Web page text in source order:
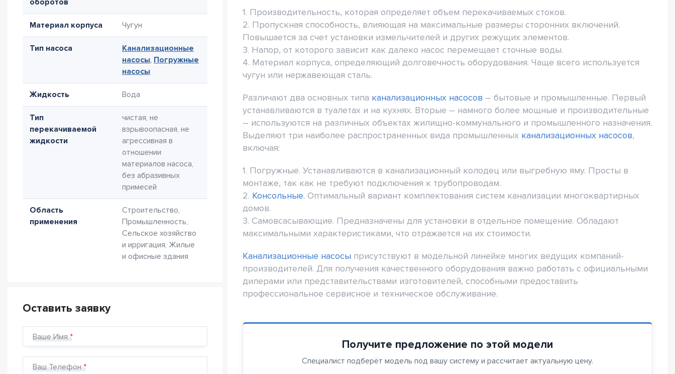
оборотов
Материал корпуса Чугун
Тип насоса
Канализационные
насосы, Погружные
насосы
Жидкость Вода
Тип
перекачиваемой
жидкости
чистая, не
взрывоопасная, не
агрессивная в
отношении
материалов насоса,
без абразивных
примесей
Область
применения
Строительство,
Промышленность,
Сельское хозяйство
и ирригация, Жилые
и офисные здания
Оставить заявку
Ваше Имя
Ваш Телефон
1. Производительность, которая определяет объем перекачиваемых стоков.
2. Пропускная способность, влияющая на максимальные размеры сторонних включений.
Повышается за счет установки измельчителей и других режущих элементов.
3. Напор, от которого зависит как далеко насос перемещает сточные воды.
4. Материал корпуса, определяющий долговечность оборудования. Чаще всего используется
чугун или нержавеющая сталь.
Различают два основных типа канализационных насосов – бытовые и промышленные. Первый
устанавливаются в туалетах и на кухнях. Вторые – намного более мощные и производительные
– используются на различных объектах жилищно-коммунального и промышленного назначения.
Выделяют три наиболее распространенных вида промышленных канализационных насосов,
включая:
1. Погружные. Устанавливаются в канализационный колодец или выгребную яму. Просты в
монтаже, так как не требуют подключения к трубопроводам.
2. Консольные. Оптимальный вариант комплектования систем канализации многоквартирных
домов.
3. Самовсасывающие. Предназначены для установки в отдельное помещение. Обладают
максимальными характеристиками, что отражается на их стоимости.
Канализационные насосы присутствуют в модельной линейке многих ведущих компаний-
производителей. Для получения качественного оборудования важно работать с официальными
дилерами или представительствами изготовителей, способными предоставить
профессиональное сервисное и техническое обслуживание.
Получите предложение по этой модели
Специалист подберёт модель под вашу систему и рассчитает актуальную цену.